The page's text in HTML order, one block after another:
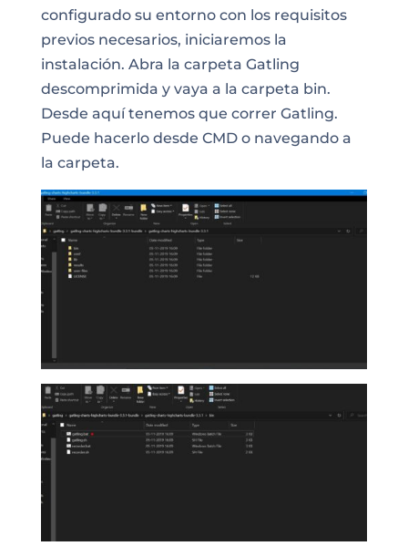
configurado su entorno con los requisitos
previos necesarios, iniciaremos la
instalación. Abra la carpeta Gatling
descomprimida y vaya a la carpeta bin.
Desde aquí tenemos que correr Gatling.
Puede hacerlo desde CMD o navegando a
la carpeta.